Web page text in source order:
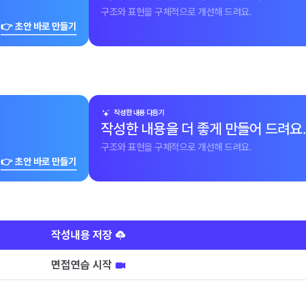
👉 초안 바로 만들기
구조와 표현을 구체적으로 개선해 드려요.
👉 초안 바로 만들기
작성한 내용 다듬기
작성한 내용을 더 좋게 만들어 드려요.
구조와 표현을 구체적으로 개선해 드려요.
작성내용 저장
면접연습 시작